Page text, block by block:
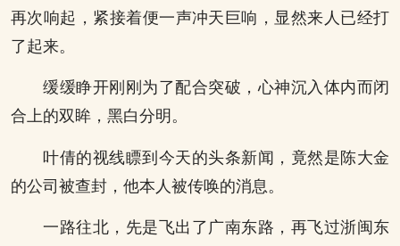
再次响起，紧接着便一声冲天巨响，显然来人已经打
了起来。
缓缓睁开刚刚为了配合突破，心神沉入体内而闭
合上的双眸，黑白分明。
叶倩的视线瞟到今天的头条新闻，竟然是陈大金
的公司被查封，他本人被传唤的消息。
一路往北，先是飞出了广南东路，再飞过浙闽东